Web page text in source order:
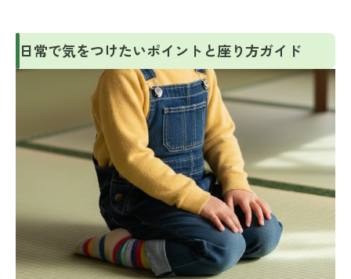
日常で気をつけたいポイントと座り方ガイド